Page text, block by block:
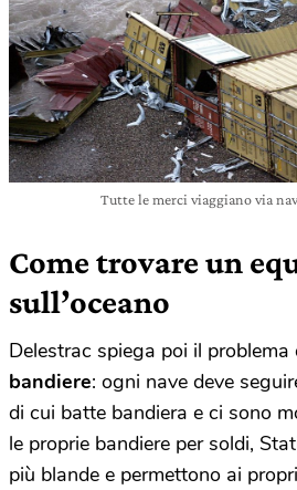
Tutte le merci viaggiano via
Come trovare un
sull’oceano
Delestrac spiega poi il problema
bandiere: ogni nave deve
di cui batte bandiera e ci sono
le proprie bandiere per soldi,
più blande e permettono ai